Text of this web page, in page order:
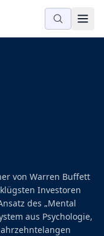
von Warren Buffett
Investoren
des „Mental
aus Psychologie,